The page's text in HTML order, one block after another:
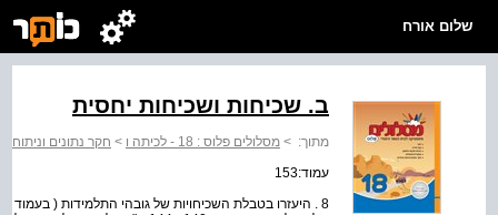
שלום אורח
ב. שכיחות ושכיחות יחסית
מתוך: > מסלולים פלוס : 18 - לכיתה ו > חקר נתונים וניתוח
עמוד:153